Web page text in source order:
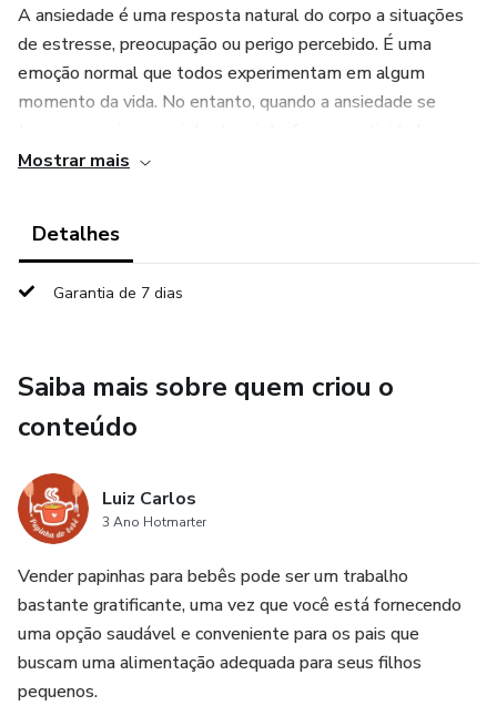
A ansiedade é uma resposta natural do corpo a situações
de estresse, preocupação ou perigo percebido. É uma
emoção normal que todos experimentam em algum
momento da vida. No entanto, quando a ansiedade se
diárias, pode se tornar um transtorno de ansiedade.
mas geralmente incluem inquietação, nervosismo, tensão
palpitações, sudorese e dificuldade para dormir. O
e qualidade de vida.
Fatores genéticos, ambientais, desequilíbrios químicos no
cérebro e experiências traumáticas podem contribuir para o
desenvolvimento da ansiedade. O tratamento pode
envolver terapia cognitivo-comportamental, medicação,
estilo de vida.
É importante buscar ajuda profissional se a ansiedade
estiver impactando significativamente a vida cotidiana. Com
suporte adequado, é possível aprender a gerenciar a
Mostrar mais
Detalhes
Garantia de 7 dias
Saiba mais sobre quem criou o
conteúdo
Luiz Carlos
3 Ano Hotmarter
Vender papinhas para bebês pode ser um trabalho
bastante gratificante, uma vez que você está fornecendo
uma opção saudável e conveniente para os pais que
buscam uma alimentação adequada para seus filhos
pequenos.